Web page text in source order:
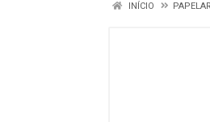
INÍCIO